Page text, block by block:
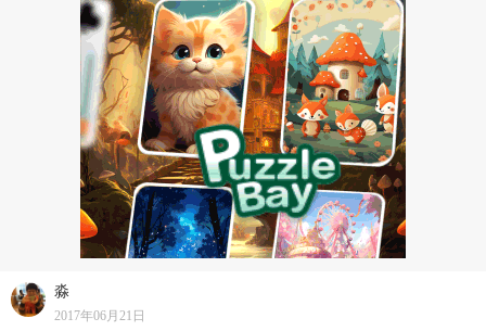
淼
2017年06月21日